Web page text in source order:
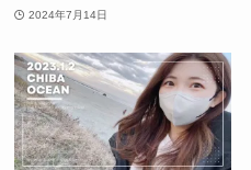
2024年7月14日